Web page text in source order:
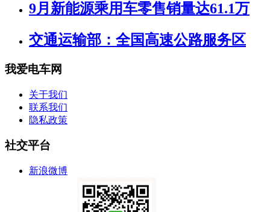
9月新能源乘用车零售销量达61.1万
交通运输部：全国高速公路服务区
我爱电车网
关于我们
联系我们
隐私政策
社交平台
新浪微博